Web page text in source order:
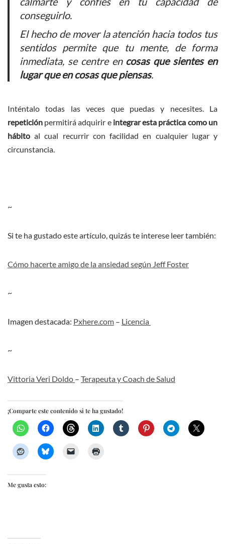
conseguirlo.
El hecho de mover la atención hacia todos tus
sentidos permite que tu mente, de forma
inmediata, se centre en cosas que sientes en
lugar que en cosas que piensas.
Inténtalo todas las veces que puedas y necesites. La
repetición permitirá adquirir e integrar esta práctica como un
hábito al cual recurrir con facilidad en cualquier lugar y
circunstancia.
~
Si te ha gustado este artículo, quizás te interese leer también:
Cómo hacerte amigo de la ansiedad según Jeff Foster
~
Imagen destacada: Pxhere.com – Licencia
~
Vittoria Veri Doldo – Terapeuta y Coach de Salud
¡Comparte este contenido si te ha gustado!
Me gusta esto: